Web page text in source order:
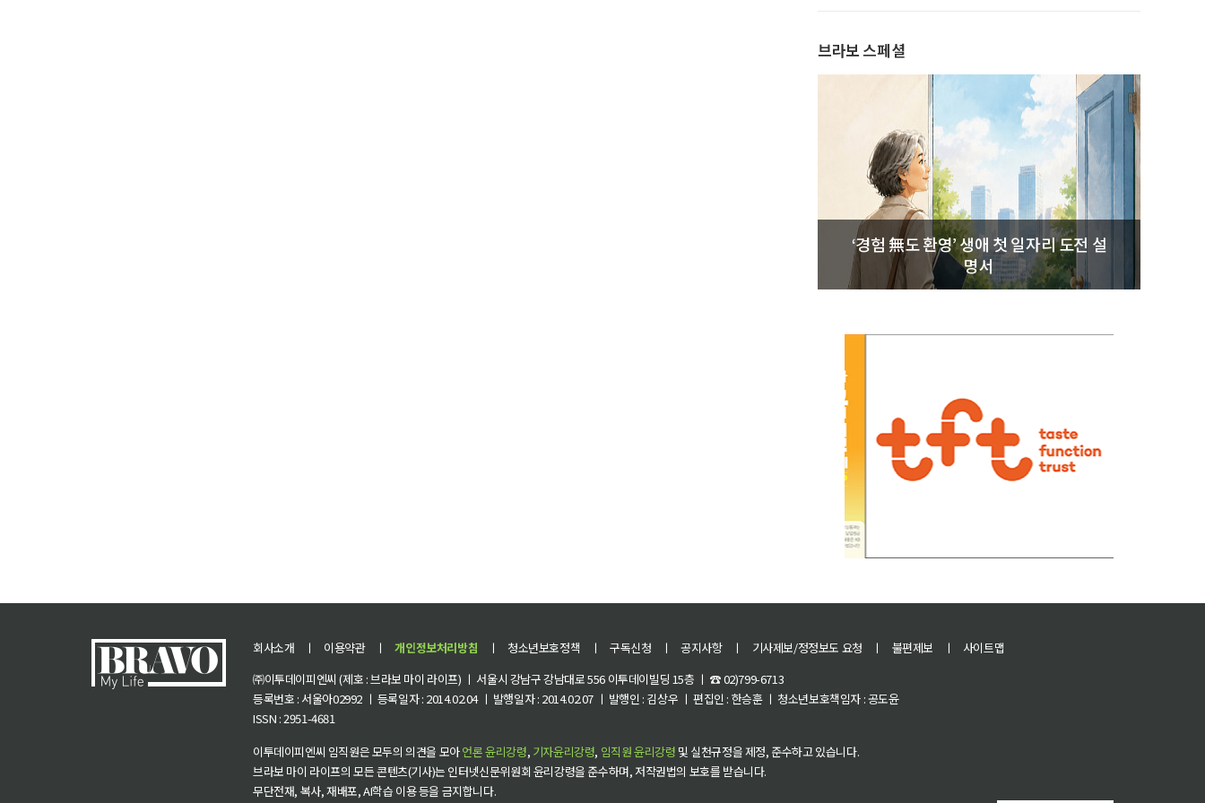
브라보 스페셜
‘경험 無도 환영’ 생애 첫 일자리 도전 설
명서
회사소개 ㅣ 이용약관 ㅣ 개인정보처리방침 ㅣ 청소년보호정책 ㅣ 구독신청 ㅣ 공지사항 ㅣ 기사제보/정정보도 요청 ㅣ 불편제보 ㅣ
사이트맵
㈜이투데이피엔씨 (제호 : 브라보 마이 라이프) ㅣ 서울시 강남구 강남대로 556 이투데이빌딩 15층 ㅣ ☎ 02)799-6713
등록번호 : 서울아02992 ㅣ 등록일자 : 2014.02.04 ㅣ 발행일자 : 2014.02.07 ㅣ 발행인 : 김상우 ㅣ 편집인 : 한승훈 ㅣ 청소년보호책임자 : 공도윤
ISSN : 2951-4681
이투데이피엔씨 임직원은 모두의 의견을 모아언론 윤리강령, 기자윤리강령, 임직원 윤리강령 및 실천규정을 제정, 준수하고 있습니다.
브라보 마이 라이프의 모든 콘텐츠(기사)는 인터넷신문위원회 윤리강령을 준수하며, 저작권법의 보호를 받습니다.
무단전재, 복사, 재배포, AI학습 이용 등을 금지합니다.